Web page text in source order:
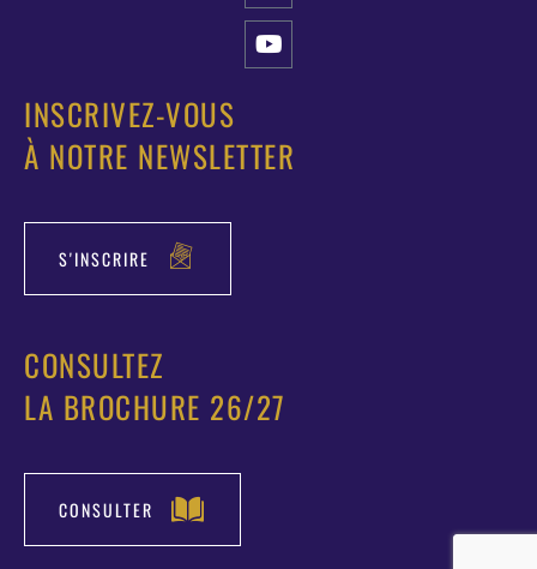
INSCRIVEZ-VOUS
À NOTRE NEWSLETTER
S'INSCRIRE
CONSULTEZ
LA BROCHURE 26/27
CONSULTER